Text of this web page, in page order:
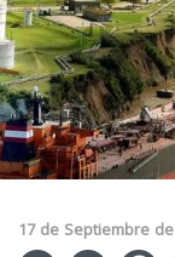
17 de Septiembre de